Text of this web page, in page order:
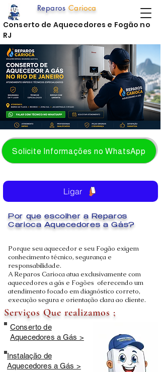
Solicite Informações no WhatsApp
Porque seu aquecedor e seu Fogão exigem
conhecimento técnico, segurança e
responsabilidade.
A Reparos Carioca atua exclusivamente com
aquecedores a gás e Fogões oferecendo um
atendimento focado em diagnóstico correto,
execução segura e orientação clara ao cliente.
Reparos Carioca
Por que escolher a Reparos
Carioca Aquecedores a Gás?
Serviços Que realizamos ;
Conserto de
Aquecedores a Gás >
Instalação de
Aquecedores a Gás >
Ligar
Conserto de Aquecedores e Fogão no
RJ